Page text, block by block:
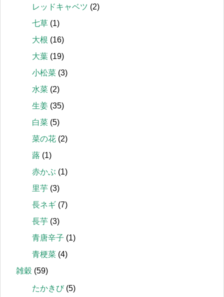
レッドキャベツ (2)
七草 (1)
大根 (16)
大葉 (19)
小松菜 (3)
水菜 (2)
生姜 (35)
白菜 (5)
菜の花 (2)
蕗 (1)
赤かぶ (1)
里芋 (3)
長ネギ (7)
長芋 (3)
青唐辛子 (1)
青梗菜 (4)
雑穀 (59)
たかきび(5)